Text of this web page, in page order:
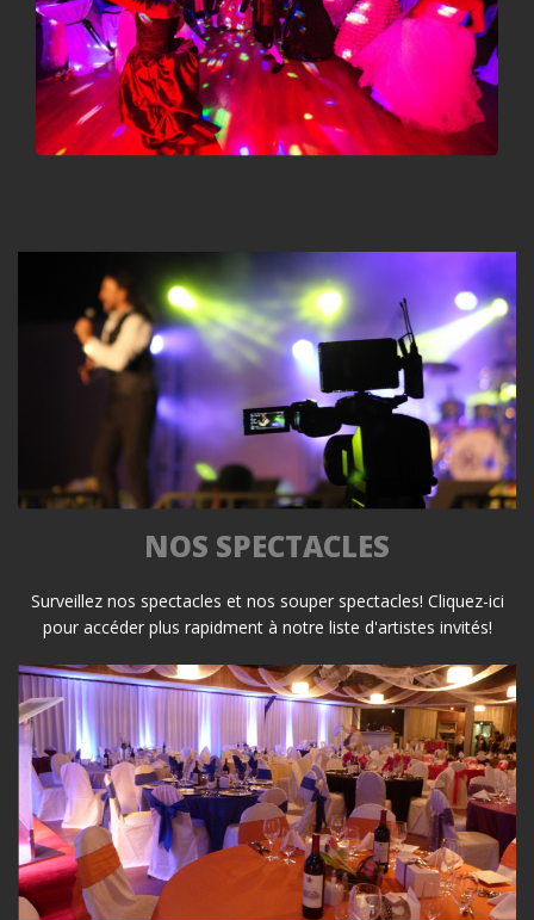
NOS SPECTACLES
Surveillez nos spectacles et nos souper spectacles! Cliquez-ici
pour accéder plus rapidment à notre liste d'artistes invités!